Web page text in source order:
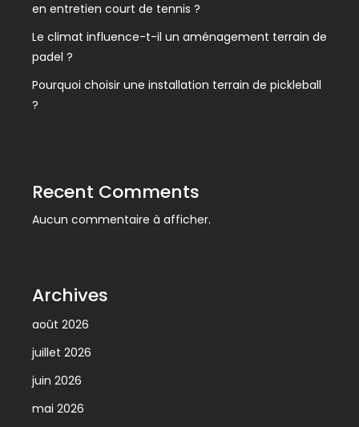
en entretien court de tennis ?
Le climat influence-t-il un aménagement terrain de
padel ?
Pourquoi choisir une installation terrain de pickleball
?
Recent Comments
Aucun commentaire à afficher.
Archives
août 2026
juillet 2026
juin 2026
mai 2026